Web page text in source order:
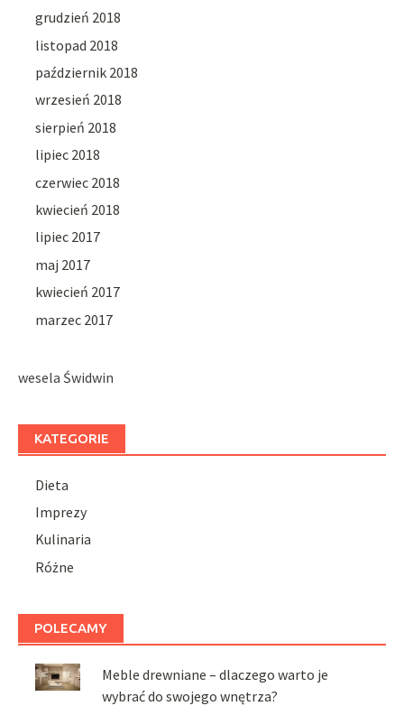
grudzień 2018
listopad 2018
październik 2018
wrzesień 2018
sierpień 2018
lipiec 2018
czerwiec 2018
kwiecień 2018
lipiec 2017
maj 2017
kwiecień 2017
marzec 2017
wesela Świdwin
KATEGORIE
Dieta
Imprezy
Kulinaria
Różne
POLECAMY
Meble drewniane – dlaczego warto je
wybrać do swojego wnętrza?